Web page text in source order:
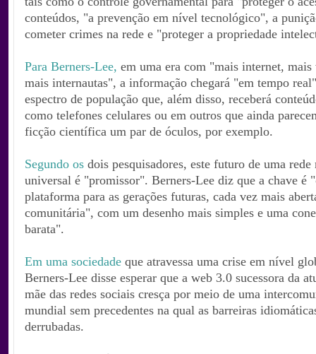
conteúdos, "a prevenção em nível tecnológico", a
cometer crimes na rede e "proteger a propriedade
Para Berners-Lee, em uma era com "mais internet, mais
mais internautas", a informação chegará "em tempo
espectro de população que, além disso, receberá
como telefones celulares ou em outros que ainda
ficção científica um par de óculos, por exemplo.
Segundo os dois pesquisadores, este futuro de uma rede
universal é "promissor". Berners-Lee diz que a chave é
plataforma para as gerações futuras, cada vez mais
comunitária", com um desenho mais simples e uma
barata".
Em uma sociedade que atravessa uma crise em nível
Berners-Lee disse esperar que a web 3.0 sucessora da
mãe das redes sociais cresça por meio de uma
mundial sem precedentes na qual as barreiras
derrubadas.